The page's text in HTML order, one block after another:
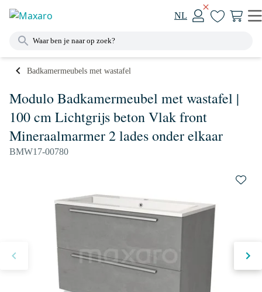
NL
Badkamermeubels met wastafel
Modulo Badkamermeubel met wastafel |
100 cm Lichtgrijs beton Vlak front
Mineraalmarmer 2 lades onder elkaar
BMW17-00780